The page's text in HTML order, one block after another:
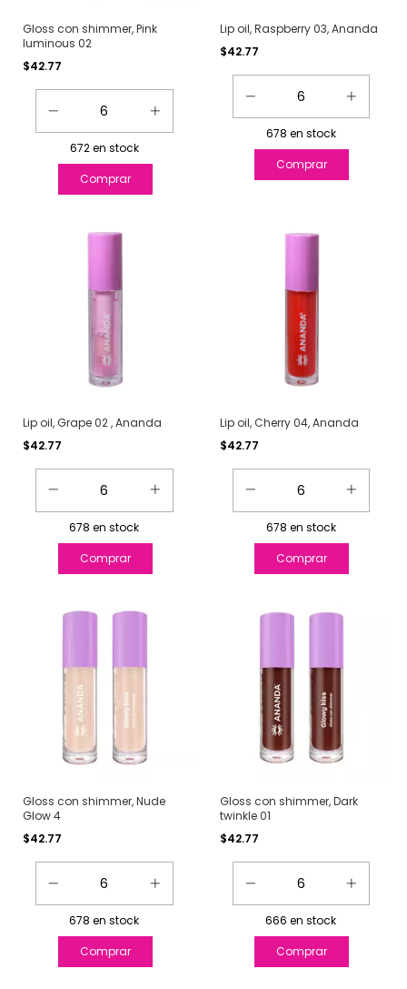
Gloss con shimmer, Pink
luminous 02
$42.77
672en stock
Lip oil, Raspberry 03, Ananda
$42.77
678 en stock
Lip oil, Grape 02 , Ananda
$42.77
678 en stock
Lip oil, Cherry 04, Ananda
$42.77
678 en stock
Gloss con shimmer, Nude
Glow 4
$42.77
678 en stock
Gloss con shimmer, Dark
twinkle 01
$42.77
666 en stock